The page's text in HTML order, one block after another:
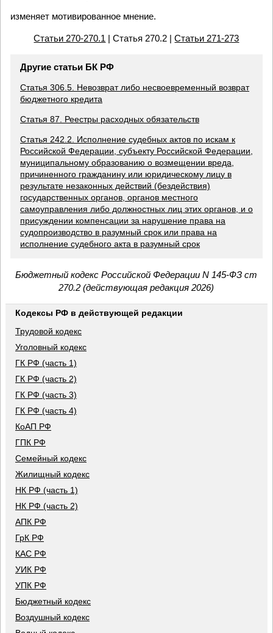
изменяет мотивированное мнение.
Статьи 270-270.1 | Статья 270.2 |Статьи 271-273
Другие статьи БК РФ
Статья 306.5. Невозврат либо несвоевременный возврат
бюджетного кредита
Статья 87. Реестры расходных обязательств
Статья 242.2. Исполнение судебных актов по искам к
Российской Федерации, субъекту Российской Федерации,
муниципальному образованию о возмещении вреда,
причиненного гражданину или юридическому лицу в
результате незаконных действий (бездействия)
государственных органов, органов местного
самоуправления либо должностных лиц этих органов, и о
присуждении компенсации за нарушение права на
судопроизводство в разумный срок или права на
исполнение судебного акта в разумный срок
Бюджетный кодекс Российской Федерации N 145-ФЗ ст
270.2 (действующая редакция 2026)
Кодексы РФ в действующей редакции
Трудовой кодекс
Уголовный кодекс
ГК РФ (часть 1)
ГК РФ (часть 2)
ГК РФ (часть 3)
ГК РФ (часть 4)
КоАП РФ
ГПК РФ
Семейный кодекс
Жилищный кодекс
НК РФ (часть 1)
НК РФ (часть 2)
АПК РФ
ГрК РФ
КАС РФ
УИК РФ
УПК РФ
Бюджетный кодекс
Воздушный кодекс